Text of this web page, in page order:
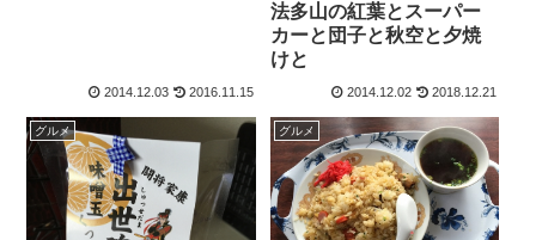
2014.12.03 2016.11.15
法多山の紅葉とスーパー
カーと団子と秋空と夕焼
けと
2014.12.02 2018.12.21
グルメ グルメ